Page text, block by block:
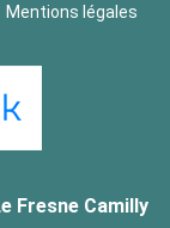
Mentions légales
Fresne Camilly